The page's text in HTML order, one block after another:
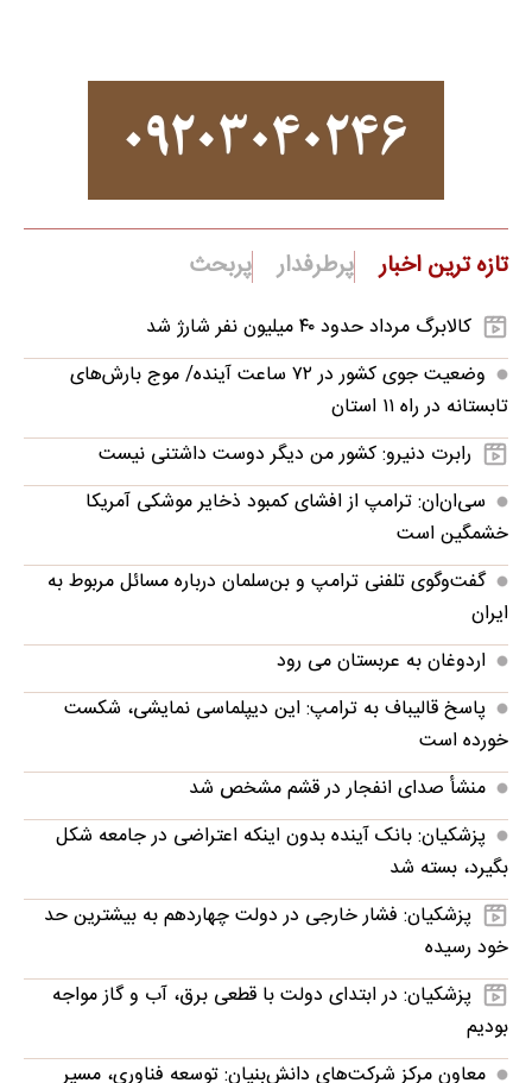
تازه ترین اخبار پرطرفدار پربحث
کالابرگ مرداد حدود ۴۰‌ میلیون نفر شارژ شد
وضعیت جوی کشور در ۷۲ ساعت آینده/ موج بارش‌های
تابستانه در راه ۱۱ استان
رابرت دنیرو: کشور من دیگر دوست داشتنی نیست
سی‌ان‌ان: ترامپ از افشای کمبود ذخایر موشکی آمریکا
خشمگین است
گفت‌وگوی تلفنی ترامپ و بن‌سلمان درباره مسائل مربوط به
ایران
اردوغان به عربستان می رود
پاسخ قالیباف به ترامپ: این دیپلماسی نمایشی، شکست
خورده است
منشأ صدای انفجار در قشم مشخص شد
پزشکیان: بانک آینده بدون اینکه اعتراضی در جامعه شکل
بگیرد، بسته شد
پزشکیان: فشار خارجی در دولت چهاردهم به بیشترین حد
خود رسیده
پزشکیان: در ابتدای دولت با قطعی برق، آب و گاز مواجه
بودیم
معاون مرکز شرکت‌های دانش‌بنیان: توسعه فناوری، مسیر